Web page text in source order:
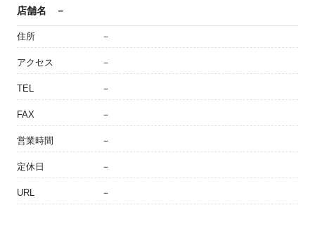
店舗名 －
住所 －
アクセス －
TEL －
FAX －
営業時間 －
定休日 －
URL －